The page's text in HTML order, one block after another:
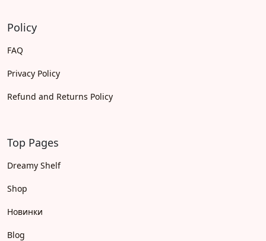
Policy
FAQ
Privacy Policy
Refund and Returns Policy
Top Pages
Dreamy Shelf
Shop
Новинки
Blog